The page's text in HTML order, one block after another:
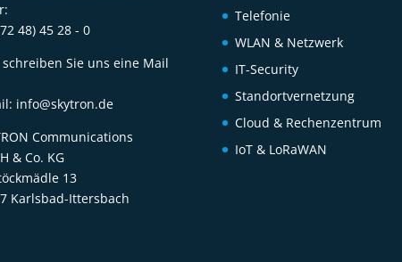
48) 45 28 - 0
Sie uns eine Mail
info@skytron.de
Communications
& Co. KG
13
Karlsbad-Ittersbach
Telefonie
WLAN & Netzwerk
IT-Security
Standortvernetzung
Cloud & Rechenzentrum
IoT & LoRaWAN